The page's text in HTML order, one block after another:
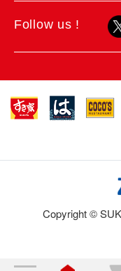
Follow us !
Copyright ©